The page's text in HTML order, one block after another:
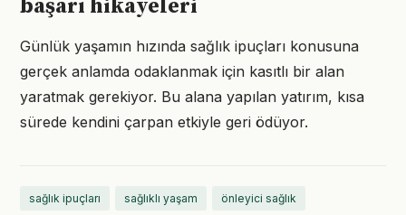
başarı hikayeleri
Günlük yaşamın hızında sağlık ipuçları konusuna
gerçek anlamda odaklanmak için kasıtlı bir alan
yaratmak gerekiyor. Bu alana yapılan yatırım, kısa
sürede kendini çarpan etkiyle geri ödüyor.
sağlık ipuçları sağlıklı yaşam önleyici sağlık